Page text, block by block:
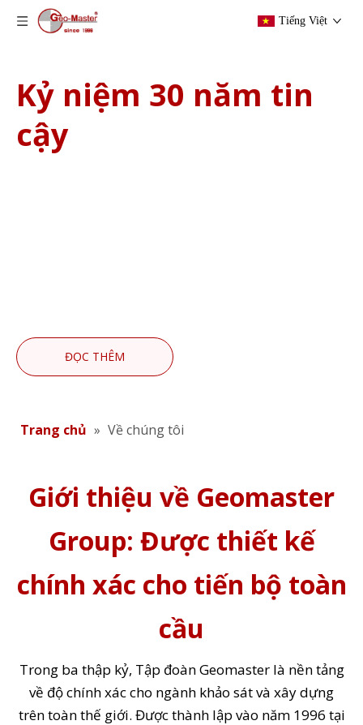
Tiếng Việt
Kỷ niệm 30 năm tin
cậy
ĐỌC THÊM
Trang chủ » Về chúng tôi
Giới thiệu về Geomaster
Group: Được thiết kế
chính xác cho tiến bộ toàn
cầu
Trong ba thập kỷ, Tập đoàn Geomaster là nền tảng
về độ chính xác cho ngành khảo sát và xây dựng
trên toàn thế giới. Được thành lập vào năm 1996 tại